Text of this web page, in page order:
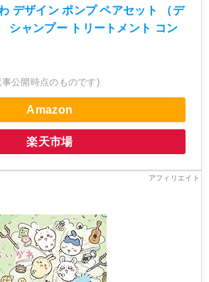
デザイン ポンプ ペアセット （デ
シャンプー トリートメント コン
公開時点のものです)
Amazon
楽天市場